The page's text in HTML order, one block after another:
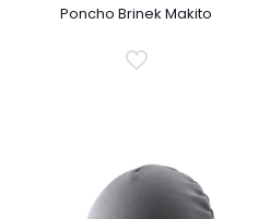
Poncho Brinek Makito